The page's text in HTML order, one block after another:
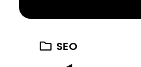
SEO